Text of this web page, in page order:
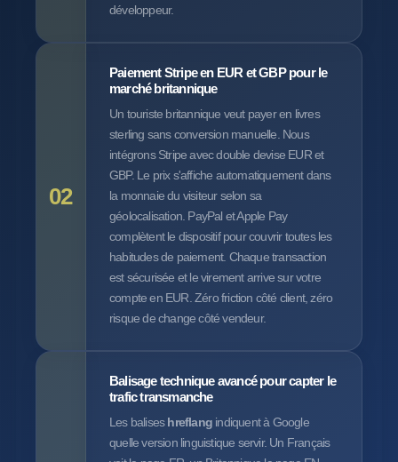
développeur.
02
Paiement Stripe en EUR et GBP pour le
marché britannique
Un touriste britannique veut payer en livres
sterling sans conversion manuelle. Nous
intégrons Stripe avec double devise EUR et
GBP. Le prix s'affiche automatiquement dans
la monnaie du visiteur selon sa
géolocalisation. PayPal et Apple Pay
complètent le dispositif pour couvrir toutes les
habitudes de paiement. Chaque transaction
est sécurisée et le virement arrive sur votre
compte en EUR. Zéro friction côté client, zéro
risque de change côté vendeur.
Balisage technique avancé pour capter le
trafic transmanche
Les balises hreflang indiquent à Google
quelle version linguistique servir. Un Français